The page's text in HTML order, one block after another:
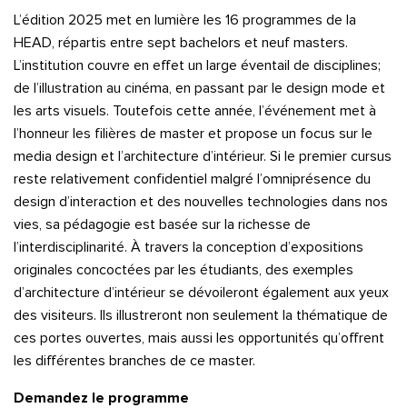
L’édition 2025 met en lumière les 16 programmes de la
HEAD, répartis entre sept bachelors et neuf masters.
L’institution couvre en effet un large éventail de disciplines;
de l’illustration au cinéma, en passant par le design mode et
les arts visuels. Toutefois cette année, l’événement met à
l’honneur les filières de master et propose un focus sur le
media design et l’architecture d’intérieur. Si le premier cursus
reste relativement confidentiel malgré l’omniprésence du
design d’interaction et des nouvelles technologies dans nos
vies, sa pédagogie est basée sur la richesse de
l’interdisciplinarité. À travers la conception d’expositions
originales concoctées par les étudiants, des exemples
d’architecture d’intérieur se dévoileront également aux yeux
des visiteurs. Ils illustreront non seulement la thématique de
ces portes ouvertes, mais aussi les opportunités qu’offrent
les différentes branches de ce master.
Demandez le programme